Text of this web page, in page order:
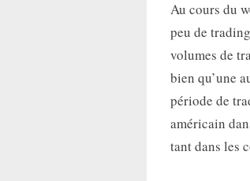
Au cours du
peu de trading
volumes de
bien qu’une
période de
américain
tant dans les